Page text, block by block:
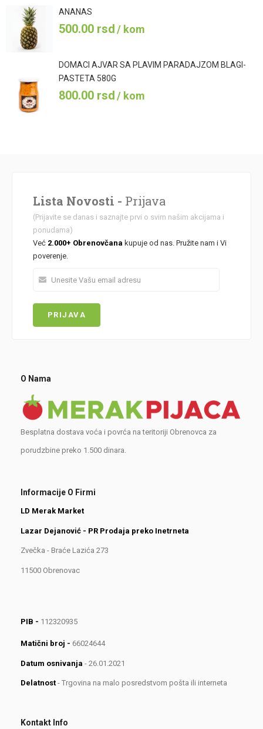
ANANAS
500.00 rsd/ kom
DOMACI AJVAR SA PLAVIM PARADAJZOM BLAGI-
PASTETA 580G
800.00 rsd/ kom
Lista Novosti - Prijava
(Prijavite se danas i saznajte prvi o svim našim akcijama i
ponudama)
Već 2.000+ Obrenovčana kupuje od nas. Pružite nam i Vi
poverenje.
O Nama
Besplatna dostava voća i povrća na teritoriji Obrenovca za
porudzbine preko 1.500 dinara.
Informacije O Firmi
LD Merak Market
Lazar Dejanović - PR Prodaja preko Inetrneta
Zvečka - Braće Lazića 273
11500 Obrenovac
PIB - 112320935
Matični broj - 66024644
Datum osnivanja - 26.01.2021
Delatnost - Trgovina na malo posredstvom pošta ili interneta
Kontakt Info